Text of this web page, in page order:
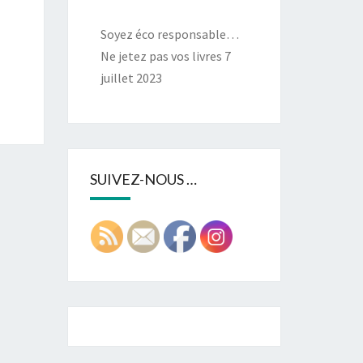
Soyez éco responsable…
Ne jetez pas vos livres 7
juillet 2023
SUIVEZ-NOUS …